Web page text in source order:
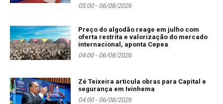
05:00 - 06/08/2026
Preço do algodão reage em julho com
oferta restrita e valorização do mercado
internacional, aponta Cepea
04:00 - 06/08/2026
Zé Teixeira articula obras para Capital e
segurança em Ivinhema
04:00 - 06/08/2026